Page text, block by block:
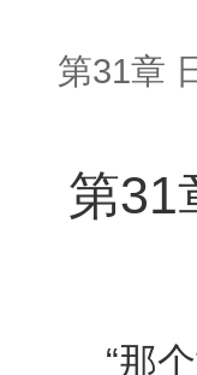
第31章
第31
“那个